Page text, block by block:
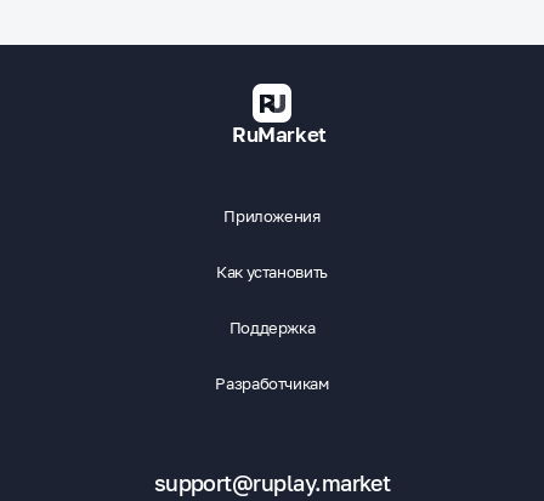
RuMarket
Приложения
Как установить
Поддержка
Разработчикам
support@ruplay.market